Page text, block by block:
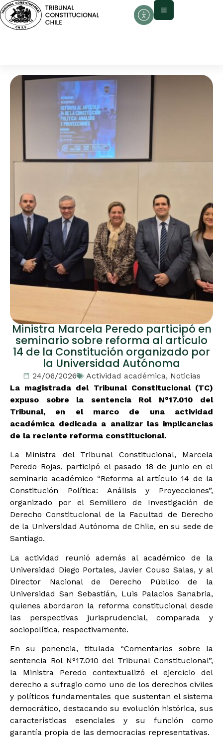
Ministra Marcela Peredo participó en
seminario sobre reforma al artículo
14 de la Constitución organizado por
la Universidad Autónoma
24/06/2026 Actividad académica, Noticias
La magistrada del Tribunal Constitucional (TC)
expuso sobre la sentencia Rol N°17.010 del
Tribunal, en el marco de una actividad
académica dedicada a analizar las implicancias
de la reciente reforma constitucional.
La Ministra del Tribunal Constitucional, Marcela
Peredo Rojas, participó el pasado 18 de junio en el
seminario académico “Reforma al artículo 14 de la
Constitución Política: Análisis y Proyecciones”,
organizado por el Semillero de Investigación de
Derecho Constitucional de la Facultad de Derecho
de la Universidad Autónoma de Chile, en su sede de
Santiago.
La actividad reunió además al académico de la
Universidad Diego Portales, Javier Couso Salas, y al
Director Nacional de Derecho Público de la
Universidad San Sebastián, Luis Palacios Sanabria,
quienes abordaron la reforma constitucional desde
las perspectivas jurisprudencial, comparada y
sociopolítica, respectivamente.
En su ponencia, titulada “Comentarios sobre la
sentencia Rol N°17.010 del Tribunal Constitucional”,
la Ministra Peredo contextualizó el ejercicio del
derecho a sufragio como uno de los derechos civiles
y políticos fundamentales que sustentan el sistema
democrático, destacando su evolución histórica, sus
características esenciales y su función como
garantía propia de las democracias representativas.